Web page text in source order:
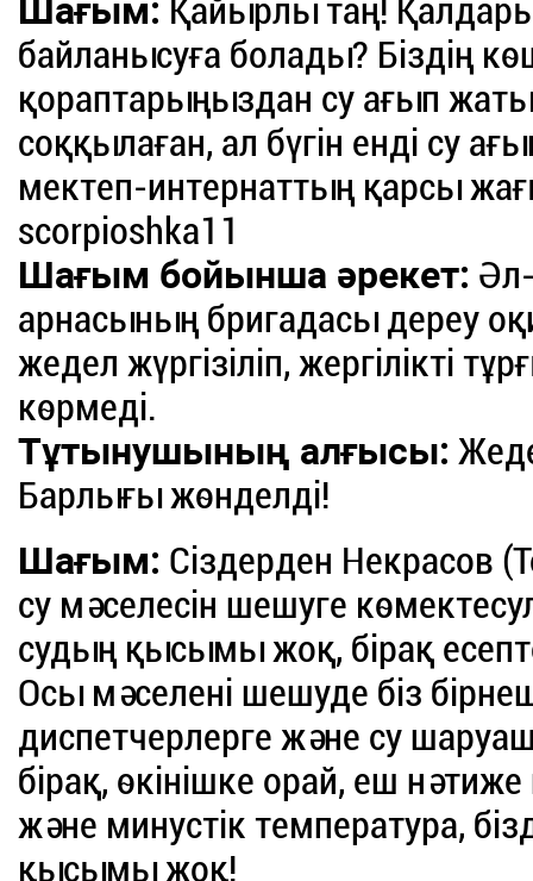
Шағым: Қайырлы таң!
байланысуға болады? Біздің
қораптарыңыздан су ағып
соққылаған, ал бүгін енді су
мектеп-интернаттың қарсы
scorpioshka11
Шағым бойынша әрекет:
арнасының бригадасы дереу
жедел жүргізіліп, жергілікті
көрмеді.
Тұтынушының алғысы:
Барлығы жөнделді!
Шағым: Сіздерден Некрасов
су мәселесін шешуге
судың қысымы жоқ, бірақ
Осы мәселені шешуде біз
диспетчерлерге және су
бірақ, өкінішке орай, еш
және минустік температура,
қысымы жоқ!